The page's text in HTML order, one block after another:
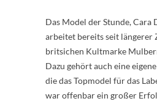
Das Model der Stunde, Cara
arbeitet bereits seit längerer
britsichen Kultmarke
Dazu gehört auch eine
die das Topmodel für das
war offenbar ein großer